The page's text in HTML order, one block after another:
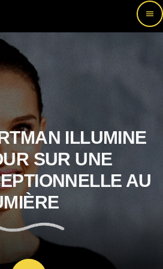
menu
ILLUMINE
SUR UNE
AU